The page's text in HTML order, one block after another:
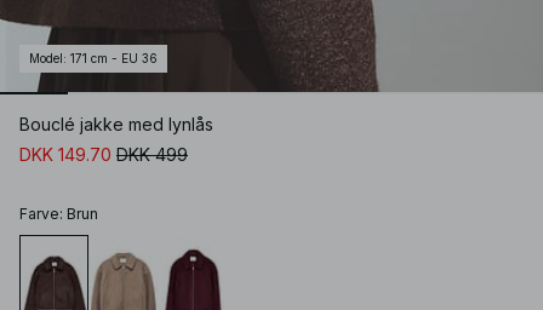
Model : 171 cm - EU 36
Bouclé jakke med lynlås
DKK 149.70 DKK 499
Farve: Brun